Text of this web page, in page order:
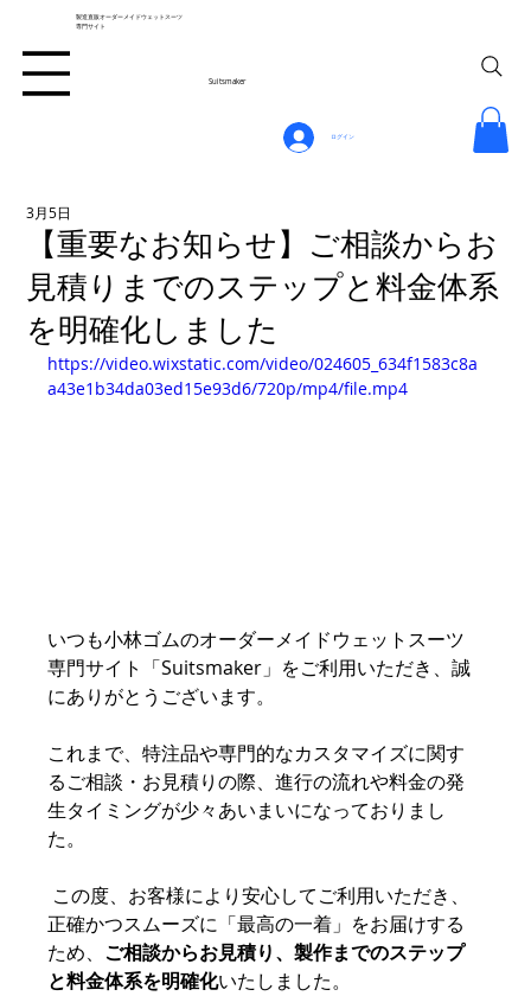
Suitsmaker
製造直販オーダーメイドウェットスーツ
専門サイト
ログイン
【重要なお知らせ】ご相談からお
見積りまでのステップと料金体系
を明確化しました
3月5日
https://video.wixstatic.com/video/024605_634f1583c8a
a43e1b34da03ed15e93d6/720p/mp4/file.mp4
いつも小林ゴムのオーダーメイドウェットスーツ
専門サイト「Suitsmaker」をご利用いただき、誠
にありがとうございます。
これまで、特注品や専門的なカスタマイズに関す
るご相談・お見積りの際、進行の流れや料金の発
生タイミングが少々あいまいになっておりまし
た。
正確かつスムーズに「最高の一着」をお届けする
ため、 ご相談からお見積り、製作までのステップ
と料金体系を明確化いたしました。